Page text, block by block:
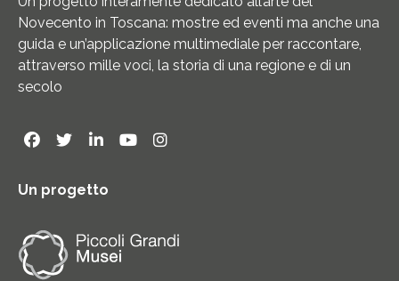
Novecento in Toscana: mostre ed eventi ma anche una
guida e un’applicazione multimediale per raccontare,
attraverso mille voci, la storia di una regione e di un
secolo
Un progetto